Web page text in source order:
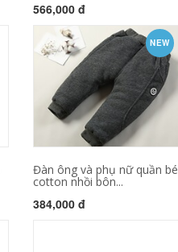
566,000 đ
NEW
Đàn ông và phụ nữ quần bé
cotton nhồi bôn...
384,000 đ